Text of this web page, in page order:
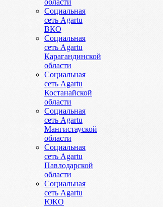
области
Социальная
сеть Agartu
ВКО
Социальная
сеть Agartu
Карагандинской
области
Социальная
сеть Agartu
Костанайской
области
Социальная
сеть Agartu
Мангистауской
области
Социальная
сеть Agartu
Павлодарской
области
Социальная
сеть Agartu
ЮКО